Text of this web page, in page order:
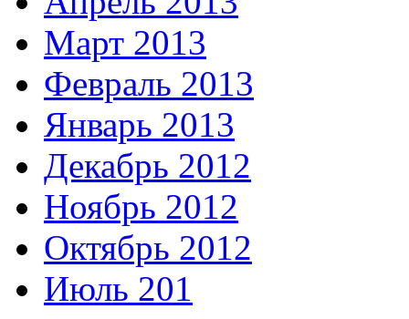
Март 2013
Февраль 2013
Январь 2013
Декабрь 2012
Ноябрь 2012
Октябрь 2012
Июль 201